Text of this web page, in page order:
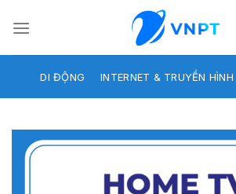
DI ĐỘNG INTERNET & TRUYỀN HÌNH